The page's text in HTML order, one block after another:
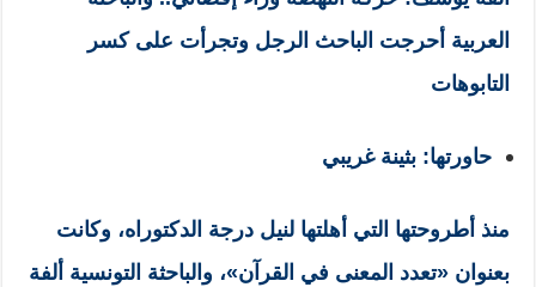
العربية أحرجت الباحث الرجل وتجرأت على كسر
التابوهات
حاورتها: بثينة غريبي
منذ أطروحتها التي أهلتها لنيل درجة الدكتوراه، وكانت
بعنوان «تعدد المعنى في القرآن»، والباحثة التونسية ألفة